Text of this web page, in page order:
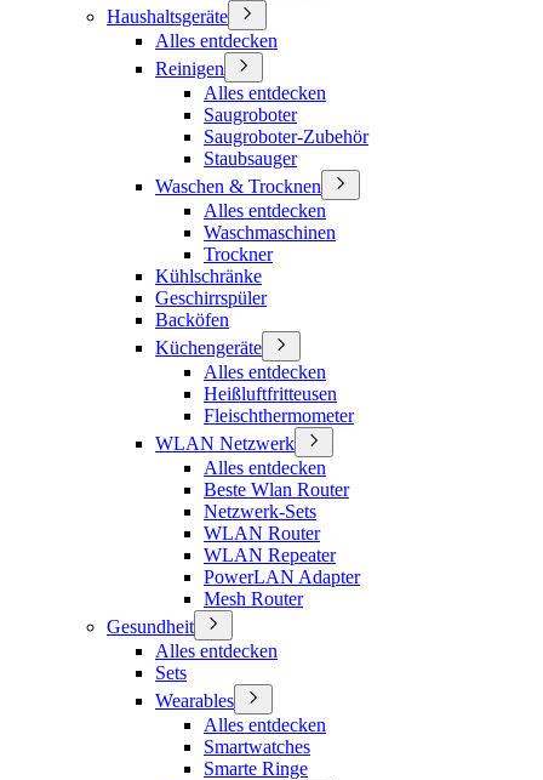
Haushaltsgeräte
Alles entdecken
Reinigen
Alles entdecken
Saugroboter
Saugroboter-Zubehör
Staubsauger
Waschen & Trocknen
Alles entdecken
Waschmaschinen
Trockner
Kühlschränke
Geschirrspüler
Backöfen
Küchengeräte
Alles entdecken
Heißluftfritteusen
Fleischthermometer
WLAN Netzwerk
Alles entdecken
Beste Wlan Router
Netzwerk-Sets
WLAN Router
WLAN Repeater
PowerLAN Adapter
Mesh Router
Gesundheit
Alles entdecken
Sets
Wearables
Alles entdecken
Smartwatches
Smarte Ringe